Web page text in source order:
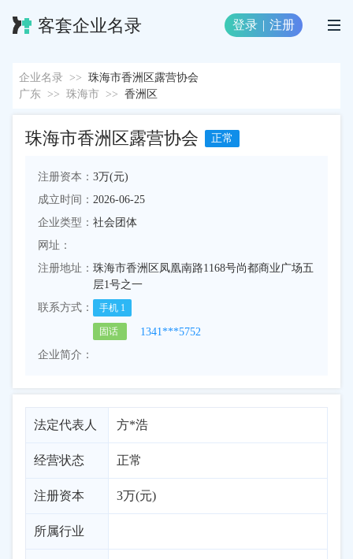
客套企业名录 登录 | 注册
企业名录 >> 珠海市香洲区露营协会
广东
>> 珠海市 >> 香洲区
珠海市香洲区露营协会 正常
注册资本： 3万(元)
成立时间： 2026-06-25
企业类型： 社会团体
网址：
注册地址： 珠海市香洲区凤凰南路1168号尚都商业广场五
层1号之一
联系方式：
手机 1
固话
1341***5752
企业简介：
法定代表人 方*浩
经营状态 正常
注册资本 3万(元)
所属行业